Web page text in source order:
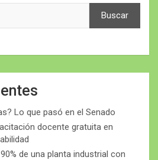
Buscar
Lo que pasó en el Senado
docente gratuita en
de una planta industrial con